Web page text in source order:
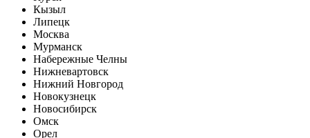
Кызыл
Липецк
Москва
Мурманск
Набережные Челны
Нижневартовск
Нижний Новгород
Новокузнецк
Новосибирск
Омск
Орел